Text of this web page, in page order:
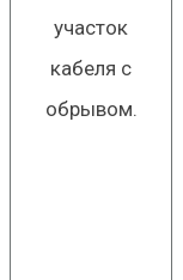
участок
кабеля с
обрывом.